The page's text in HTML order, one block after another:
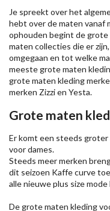
Je spreekt over het
hebt over de maten vanaf
ophouden begint de grote
maten collecties die er
omgegaan en tot welke
meeste grote maten
grote maten kleding
merken Zizzien Yesta.
Grote maten
Er komt een steeds
voor dames.
Steeds meer merken
dit seizoen Kaffecurve
alle nieuweplus size mode
De grote maten kleding